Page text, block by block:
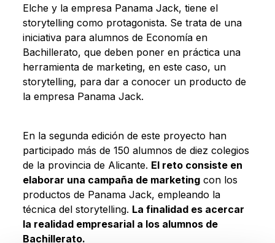
Elche y la empresa Panama Jack, tiene el
storytelling como protagonista. Se trata de una
iniciativa para alumnos de Economía en
Bachillerato, que deben poner en práctica una
herramienta de marketing, en este caso, un
storytelling, para dar a conocer un producto de
la empresa Panama Jack.
En la segunda edición de este proyecto han
participado más de 150 alumnos de diez colegios
de la provincia de Alicante. El reto consiste en
elaborar una campaña de marketingcon los
productos de Panama Jack, empleando la
técnica del storytelling. La finalidad es acercar
la realidad empresarial a los alumnos de
Bachillerato.